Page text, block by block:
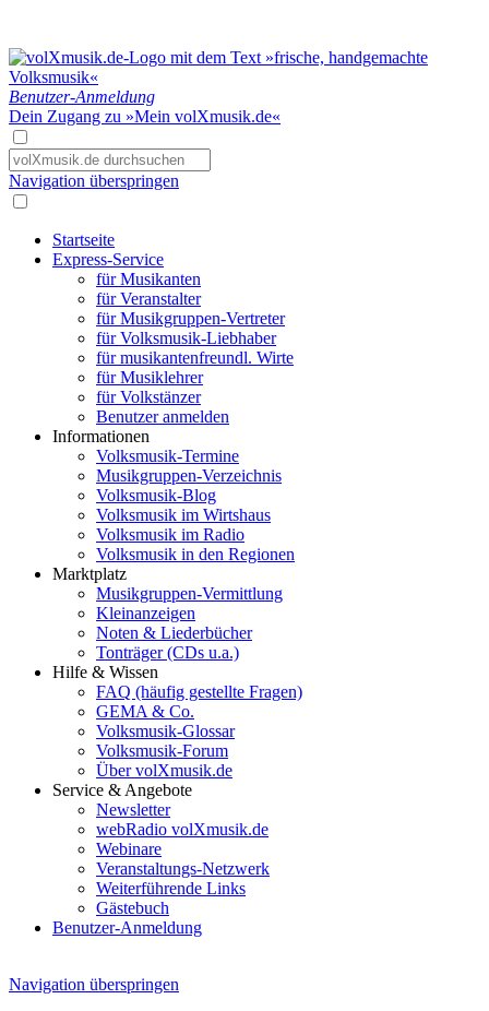
Benutzer-Anmeldung
Dein Zugang zu »Mein volXmusik.de«
Navigation überspringen
Startseite
Express-Service
für Musikanten
für Veranstalter
für Musikgruppen-Vertreter
für Volksmusik-Liebhaber
für musikantenfreundl. Wirte
für Musiklehrer
für Volkstänzer
Benutzer anmelden
Informationen
Volksmusik-Termine
Musikgruppen-Verzeichnis
Volksmusik-Blog
Volksmusik im Wirtshaus
Volksmusik im Radio
Volksmusik in den Regionen
Marktplatz
Musikgruppen-Vermittlung
Kleinanzeigen
Noten & Liederbücher
Tonträger (CDs u.a.)
Hilfe & Wissen
FAQ (häufig gestellte Fragen)
GEMA & Co.
Volksmusik-Glossar
Volksmusik-Forum
Über volXmusik.de
Service & Angebote
Newsletter
webRadio volXmusik.de
Webinare
Veranstaltungs-Netzwerk
Weiterführende Links
Gästebuch
Benutzer-Anmeldung
Navigation überspringen